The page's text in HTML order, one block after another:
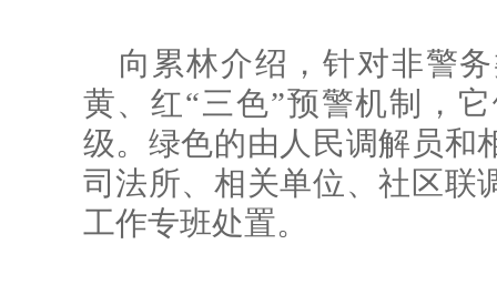
向累林介绍，针对非警
黄、红“三色”预警机制，
级。绿色的由人民调解员和
司法所、相关单位、社区联
工作专班处置。